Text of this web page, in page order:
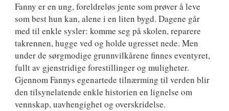
Fanny er en ung, foreldreløs jente som prøver å leve
som best hun kan, alene i en liten bygd. Dagene går
med til enkle sysler: komme seg på skolen, reparere
takrennen, hugge ved og holde ugresset nede. Men
under de sørgmodige grunnvilkårene finnes eventyret,
fullt av gjenstridige forestillinger og muligheter.
Gjennom Fannys egenartede tilnærming til verden blir
den tilsynelatende enkle historien en lignelse om
vennskap, uavhengighet og overskridelse.